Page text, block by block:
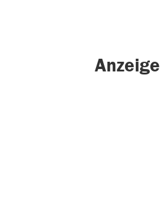
Anzeige